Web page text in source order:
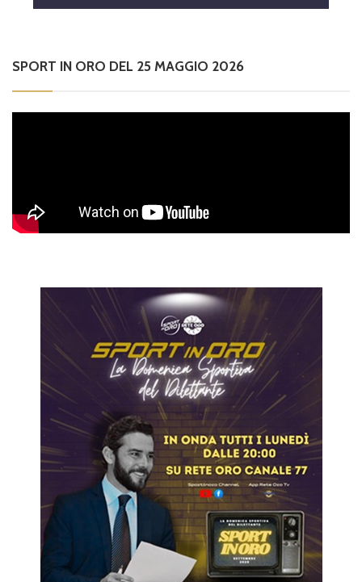
SPORT IN ORO DEL 25 MAGGIO 2026